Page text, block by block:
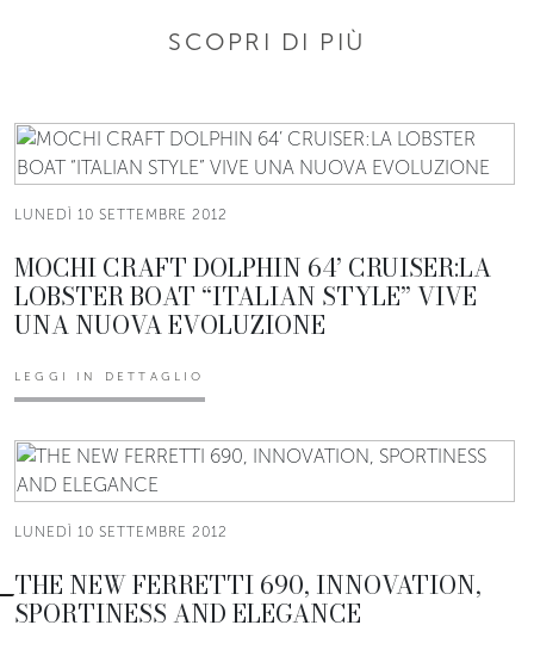
SCOPRI DI PIÙ
LUNEDÌ 10 SETTEMBRE 2012
MOCHI CRAFT DOLPHIN 64’ CRUISER:LA
LOBSTER BOAT “ITALIAN STYLE” VIVE
UNA NUOVA EVOLUZIONE
LEGGI IN DETTAGLIO
LUNEDÌ 10 SETTEMBRE 2012
THE NEW FERRETTI 690, INNOVATION,
SPORTINESS AND ELEGANCE